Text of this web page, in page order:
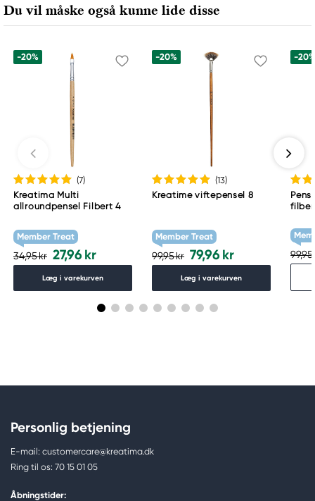
Du vil måske også kunne lide disse
-20%
(7)
Kreatima Multi
allroundpensel Filbert 4
Member Treat
34,95 kr 27,96 kr
Læg i varekurven
-20%
(13)
Kreatime viftepensel 8
Member Treat
99,95 kr 79,96 kr
Læg i varekurven
-
99,95
Personlig betjening
E-mail: customercare@kreatima.dk
Ring til os: 70 15 01 05
Åbningstider: